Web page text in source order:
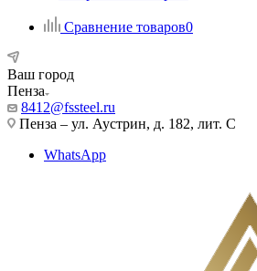
Сравнение товаров0
Ваш город
Пенза
8412@fssteel.ru
Пенза – ул. Аустрин, д. 182, лит. С
WhatsApp